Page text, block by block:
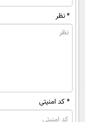
* نظر
* کد امنیتی